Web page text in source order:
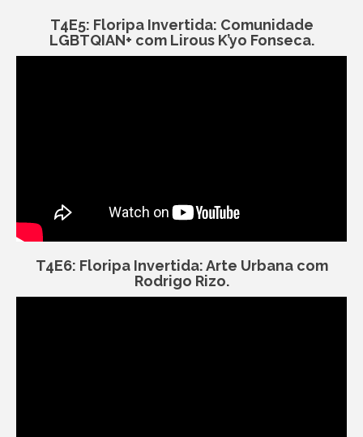
T4E5: Floripa Invertida: Comunidade
LGBTQIAN+ com Lirous K’yo Fonseca.
T4E6: Floripa Invertida: Arte Urbana com
Rodrigo Rizo.